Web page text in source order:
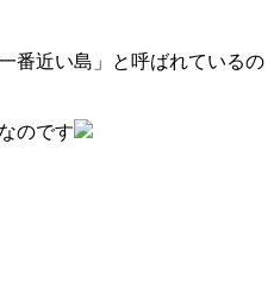
番近い島」と呼ばれているの
のです